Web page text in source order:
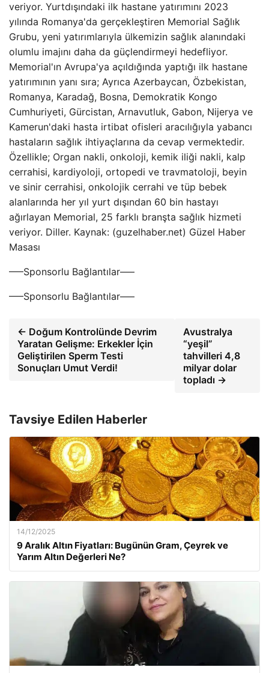
veriyor. Yurtdışındaki ilk hastane yatırımını 2023
yılında Romanya'da gerçekleştiren Memorial Sağlık
Grubu, yeni yatırımlarıyla ülkemizin sağlık alanındaki
olumlu imajını daha da güçlendirmeyi hedefliyor.
Memorial'ın Avrupa'ya açıldığında yaptığı ilk hastane
yatırımının yanı sıra; Ayrıca Azerbaycan, Özbekistan,
Romanya, Karadağ, Bosna, Demokratik Kongo
Cumhuriyeti, Gürcistan, Arnavutluk, Gabon, Nijerya ve
Kamerun'daki hasta irtibat ofisleri aracılığıyla yabancı
hastaların sağlık ihtiyaçlarına da cevap vermektedir.
Özellikle; Organ nakli, onkoloji, kemik iliği nakli, kalp
cerrahisi, kardiyoloji, ortopedi ve travmatoloji, beyin
ve sinir cerrahisi, onkolojik cerrahi ve tüp bebek
alanlarında her yıl yurt dışından 60 bin hastayı
ağırlayan Memorial, 25 farklı branşta sağlık hizmeti
veriyor. Diller. Kaynak: (guzelhaber.net) Güzel Haber
Masası
—–Sponsorlu Bağlantılar—–
—–Sponsorlu Bağlantılar—–
← Doğum Kontrolünde Devrim
Yaratan Gelişme: Erkekler İçin
Geliştirilen Sperm Testi
Sonuçları Umut Verdi!
Avustralya
“yeşil”
tahvilleri 4,8
milyar dolar
topladı →
Tavsiye Edilen Haberler
14/12/2025
9 Aralık Altın Fiyatları: Bugünün Gram, Çeyrek ve
Yarım Altın Değerleri Ne?